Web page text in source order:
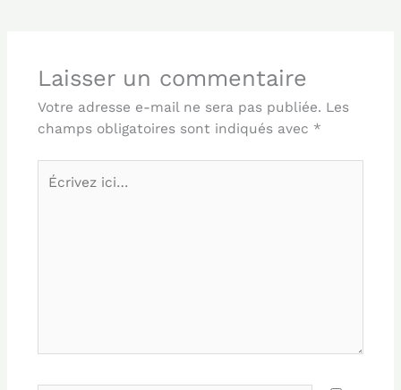
Laisser un commentaire
Votre adresse e-mail ne sera pas publiée. Les
champs obligatoires sont indiqués avec *
ici…